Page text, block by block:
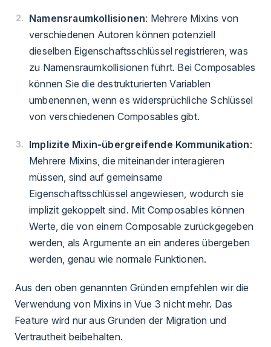
Namensraumkollisionen: Mehrere Mixins von
verschiedenen Autoren können potenziell
dieselben Eigenschaftsschlüssel registrieren, was
zu Namensraumkollisionen führt. Bei Composables
können Sie die destrukturierten Variablen
umbenennen, wenn es widersprüchliche Schlüssel
von verschiedenen Composables gibt.
Implizite Mixin-übergreifende Kommunikation:
Mehrere Mixins, die miteinander interagieren
müssen, sind auf gemeinsame
Eigenschaftsschlüssel angewiesen, wodurch sie
implizit gekoppelt sind. Mit Composables können
Werte, die von einem Composable zurückgegeben
werden, als Argumente an ein anderes übergeben
werden, genau wie normale Funktionen.
Aus den oben genannten Gründen empfehlen wir die
Verwendung von Mixins in Vue 3 nicht mehr. Das
Feature wird nur aus Gründen der Migration und
Vertrautheit beibehalten.